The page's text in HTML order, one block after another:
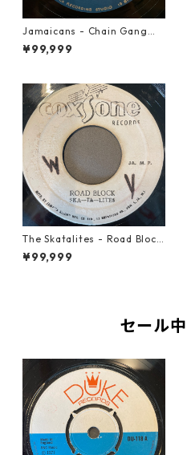
Jamaicans - Chain Gang【7
-21911】
¥99,999
The Skatalites - Road Block
【7-21996】
¥99,999
セール